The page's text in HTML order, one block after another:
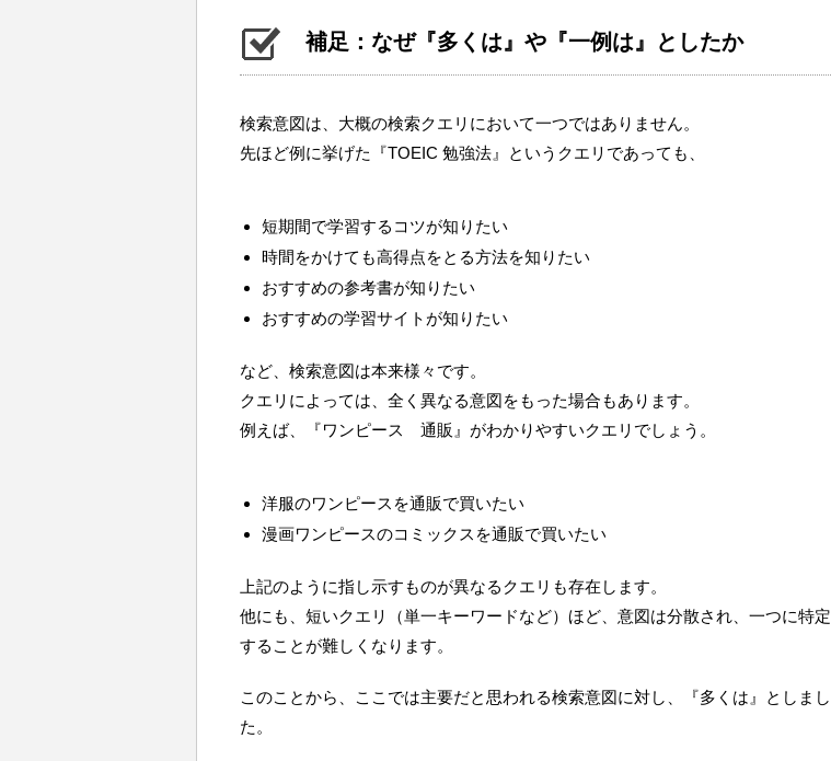
補足：なぜ『多くは』や『一例は』としたか
検索意図は、大概の検索クエリにおいて一つではありません。
先ほど例に挙げた『TOEIC 勉強法』というクエリであっても、
短期間で学習するコツが知りたい
時間をかけても高得点をとる方法を知りたい
おすすめの参考書が知りたい
おすすめの学習サイトが知りたい
など、検索意図は本来様々です。
クエリによっては、全く異なる意図をもった場合もあります。
例えば、『ワンピース 通販』がわかりやすいクエリでしょう。
洋服のワンピースを通販で買いたい
漫画ワンピースのコミックスを通販で買いたい
上記のように指し示すものが異なるクエリも存在します。
他にも、短いクエリ（単一キーワードなど）ほど、意図は分散され、一つに特定
することが難しくなります。
このことから、ここでは主要だと思われる検索意図に対し、『多くは』としまし
た。